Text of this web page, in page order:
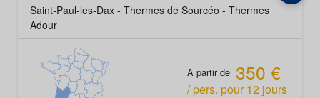
Saint-Paul-les-Dax - Thermes de Sourcéo - Thermes
Adour
A partir de 350 €
/ pers. pour 12 jours